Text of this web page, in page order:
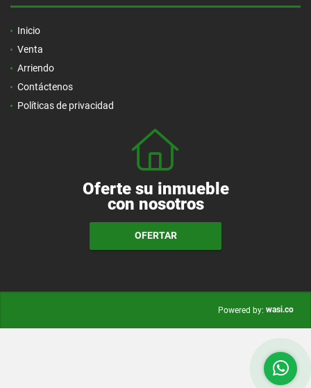
Inicio
Venta
Arriendo
Contáctenos
Políticas de privacidad
Oferte su inmueble
con nosotros
OFERTAR
Powered by: wasi.co